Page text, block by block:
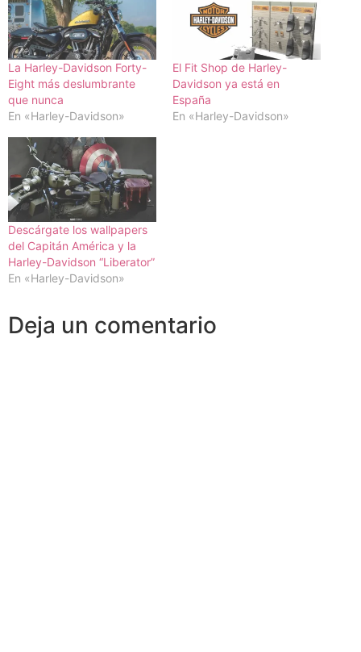
La Harley-Davidson Forty-
Eight más deslumbrante
que nunca
En «Harley-Davidson»
El Fit Shop de Harley-
Davidson ya está en
España
En «Harley-Davidson»
Descárgate los wallpapers
del Capitán América y la
Harley-Davidson “Liberator”
En «Harley-Davidson»
Deja un comentario